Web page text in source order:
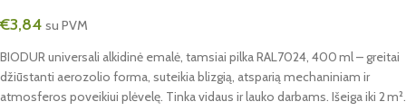
€3,84 su PVM
BIODUR universali alkidinė emalė, tamsiai pilka RAL7024, 400 ml – greitai
džiūstanti aerozolio forma, suteikia blizgią, atsparią mechaniniam ir
atmosferos poveikiui plėvelę. Tinka vidaus ir lauko darbams. Išeiga iki 2 m².